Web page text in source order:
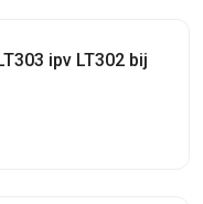
ipv LT302 bij